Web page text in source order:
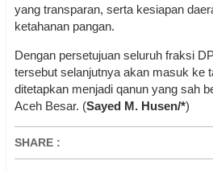
yang transparan, serta kesiapan
ketahanan pangan.
Dengan persetujuan seluruh fraksi
tersebut selanjutnya akan masuk ke
ditetapkan menjadi qanun yang sah
Aceh Besar. (Sayed M. Husen/*)
SHARE :